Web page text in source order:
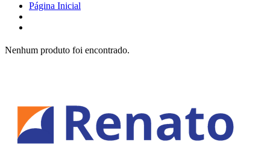
Página Inicial
Nenhum produto foi encontrado.